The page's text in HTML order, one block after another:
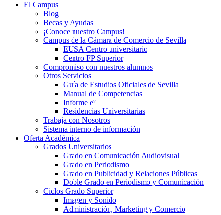
El Campus
Blog
Becas y Ayudas
¡Conoce nuestro Campus!
Campus de la Cámara de Comercio de Sevilla
EUSA Centro universitario
Centro FP Superior
Compromiso con nuestros alumnos
Otros Servicios
Guía de Estudios Oficiales de Sevilla
Manual de Competencias
Informe e²
Residencias Universitarias
Trabaja con Nosotros
Sistema interno de información
Oferta Académica
Grados Universitarios
Grado en Comunicación Audiovisual
Grado en Periodismo
Grado en Publicidad y Relaciones Públicas
Doble Grado en Periodismo y Comunicación
Ciclos Grado Superior
Imagen y Sonido
Administración, Marketing y Comercio